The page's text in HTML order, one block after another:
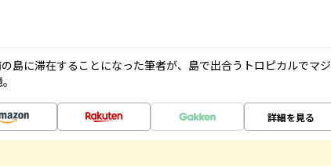
島に滞在することになった筆者が、島で出合うトロピカルでマジ
詳細を見る